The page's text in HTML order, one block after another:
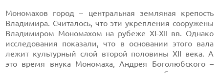
Мономахов город – центральная земляная крепость
Владимира. Считалось, что эти укрепления сооружены
Владимиром Мономахом на рубеже XI-XII вв. Однако
исследования показали, что в основании этого вала
лежит культурный слой второй половины XII века. А
это время внука Мономаха, Андрея Боголюбского –